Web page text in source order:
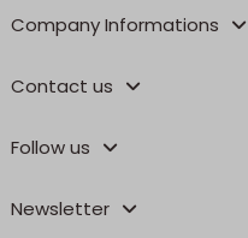
Company Informations
Contact us
Follow us
Newsletter